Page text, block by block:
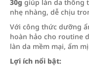
30g giúp làn da thông
nhẹ nhàng, dễ chịu
Với công thức dưỡng
hoàn hảo cho routine
làn da mềm mại, ẩm
Lợi ích nổi bật: